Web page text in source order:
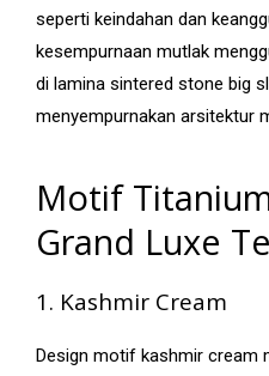
seperti keindahan dan
kesempurnaan mutlak
di lamina sintered stone big
menyempurnakan arsitektur
Motif
Grand Luxe
1. Kashmir Cream
Design motif kashmir cream